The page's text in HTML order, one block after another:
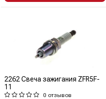
2262 Свеча зажигания ZFR5F-
11
0 отзывов